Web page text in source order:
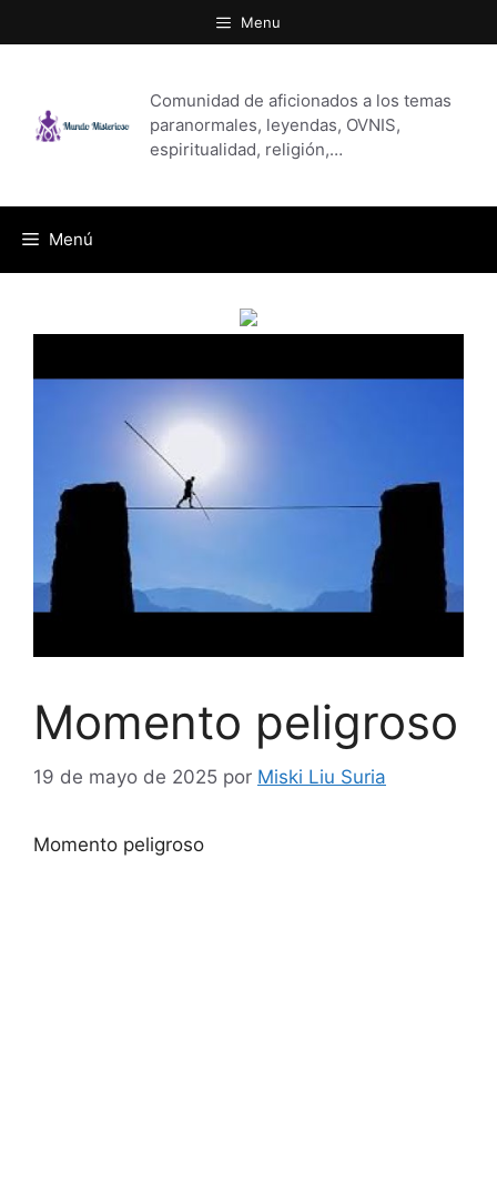
al
Menu
Comunidad de aficionados a los temas
paranormales, leyendas, OVNIS,
espiritualidad, religión,…
Menú
Momento peligroso
19 de mayo de 2025 por Miski Liu Suria
Momento peligroso